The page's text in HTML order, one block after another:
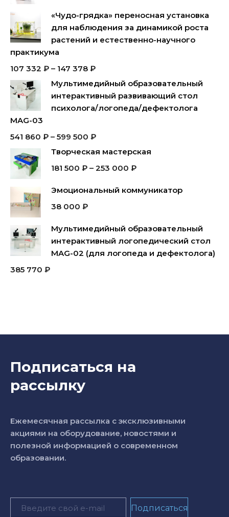
«Чудо-грядка» переносная установка
для наблюдения за динамикой роста
растений и естественно-научного
практикума
107 332 ₽ – 147 378 ₽
Мультимедийный образовательный
интерактивный развивающий стол
психолога/логопеда/дефектолога
MAG-03
541 860 ₽ – 599 500 ₽
Творческая мастерская
181 500 ₽ – 253 000 ₽
Эмоциональный коммуникатор
38 000 ₽
Мультимедийный образовательный
интерактивный логопедический стол
MAG-02 (для логопеда и дефектолога)
385 770 ₽
Подписаться на
рассылку
Ежемесячная рассылка с эксклюзивными
акциями на оборудование, новостями и
полезной информацией о современном
образовании.